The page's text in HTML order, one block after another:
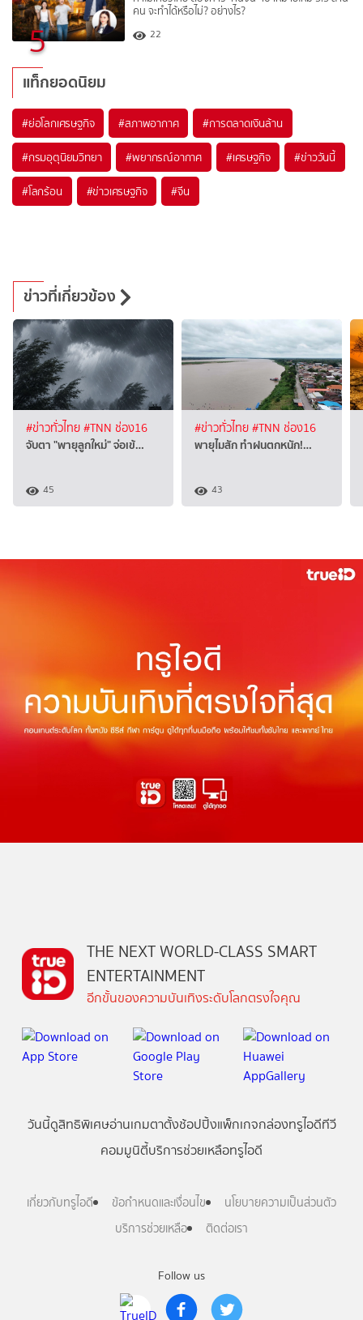
5
คน จะทำได้หรือไม่? อย่างไร?
22
แท็กยอดนิยม
#ย่อโลกเศรษฐกิจ #สภาพอากาศ #การตลาดเงินล้าน
#กรมอุตุนิยมวิทยา #พยากรณ์อากาศ #เศรษฐกิจ #ข่าววันนี้
#โลกร้อน #ข่าวเศรษฐกิจ #จีน
ข่าวที่เกี่ยวข้อง
#ข่าวทั่วไทย#TNN ช่อง16
จับตา "พายุลูกใหม่" จ่อเข้…
45
#ข่าวทั่วไทย#TNN ช่อง16
พายุไมสัก ทำฝนตกหนัก!…
43
Follow us
THE NEXT WORLD-CLASS SMART
ENTERTAINMENT
อีกขั้นของความบันเทิงระดับโลกตรงใจคุณ
วันนี้ดูสิทธิพิเศษอ่านเกมตาตั้งช้อปปิ้งแพ็กเกจกล่องทรูไอดีทีวี
คอมมูนิตี้บริการช่วยเหลือทรูไอดี
เกี่ยวกับทรูไอดี ข้อกำหนดและเงื่อนไข
นโยบายความเป็นส่วนตัว
บริการช่วยเหลือ
ติดต่อเรา